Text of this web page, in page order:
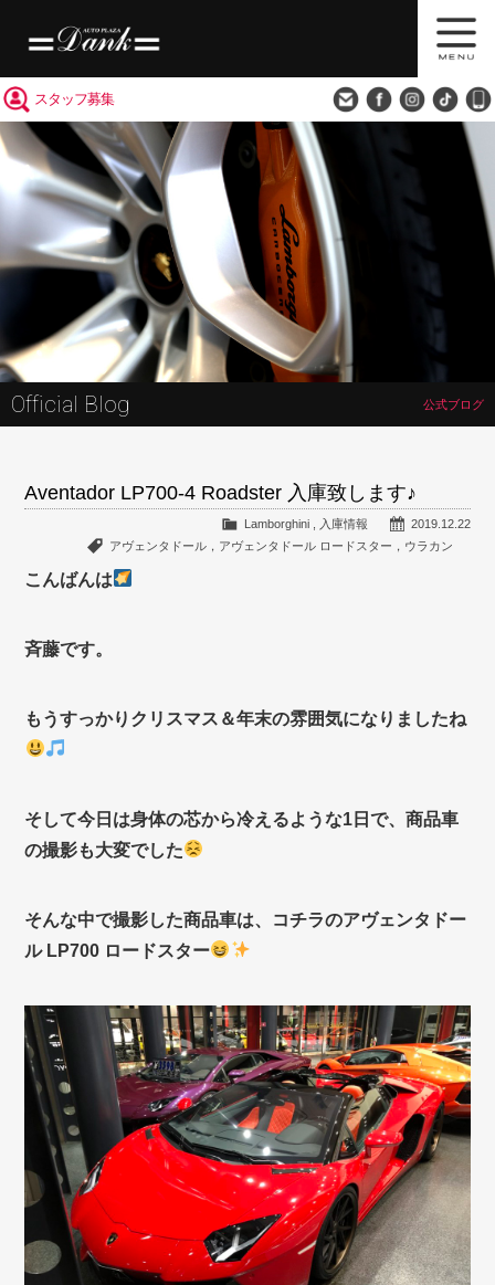
スタッフ募集
Official Blog 公式ブログ
Aventador LP700-4 Roadster 入庫致します♪
2019.12.22
Lamborghini,
入庫情報
アヴェンタドール，アヴェンタドール ロードスター，ウラカン
こんばんは
斉藤です。
もうすっかりクリスマス＆年末の雰囲気になりましたね
そして今日は身体の芯から冷えるような1日で、商品車
の撮影も大変でした
そんな中で撮影した商品車は、コチラのアヴェンタドー
ル LP700 ロードスター